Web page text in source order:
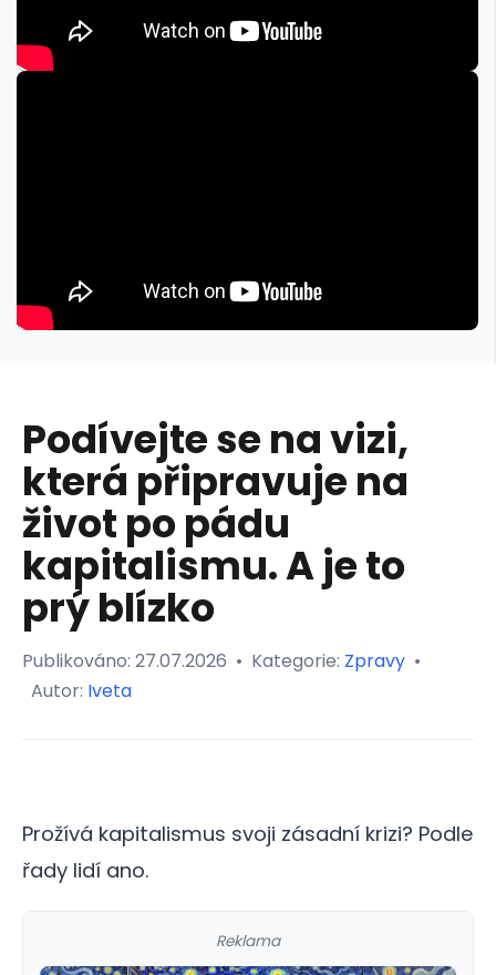
Podívejte se na vizi,
která připravuje na
život po pádu
kapitalismu. A je to
prý blízko
Publikováno: 27.07.2026 • Kategorie: Zpravy •
Autor: Iveta
Prožívá kapitalismus svoji zásadní krizi? Podle
řady lidí ano.
Reklama